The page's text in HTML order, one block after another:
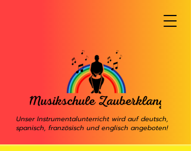
Unser Instrumentalunterricht wird auf deutsch,
spanisch, französisch und englisch angeboten!